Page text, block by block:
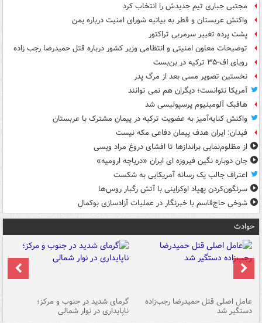
مجتبی جباری تیم جدیدش را انتخاب کرد
واکنش عربستان و قطر به بیانیه شورای امنیت درباره یمن
پشت پرده تغییر سرمربی تراکتور
توضیحات معاون امنیتی و انتظامی وزیر کشور درباره قتل حمیدرضا رجب زاده
رویای اف-۳۵ ترکیه در بن‌بست
نخستین تصویر مسی بعد از مرگ پدر
آمریکا نتوانست؛ دیگران هم نمی توانند
هافبک آلومینیوم پرسپولیسی شد
واکنش کنایه‌آمیز به عضویت ترکیه در پیمان مشترک با عربستان
فیدان: ایران هدف پیمان دفاعی مکه نیست
از مظلوم‌نمایی براندازها تا افشای دروغ مراد ویسی
جان دوباره نگین فیروزه ای ایران «دریاچه ارومیه»
اعتراف جالب یک رسانه آمریکایی به شکست
سرنگون‌کردن پهپاد اوکراینی با آتش رگبار روس‌ها
شوخی حاج‌قاسم با خبرنگار در عملیات آزادسازی بوکمال
حوادث
عامل اصلی قتل حمیدرضا رجب‌زاده
دستگیر شد
گرمای شدید در جنوب و مرکز؛
ناپایداری در نوار شمالی